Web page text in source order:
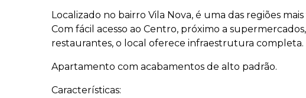
Localizado no bairro Vila Nova, é uma das regiões
Com fácil acesso ao Centro, próximo a
restaurantes, o local oferece infraestrutura completa.
Apartamento com acabamentos de alto padrão.
Características: